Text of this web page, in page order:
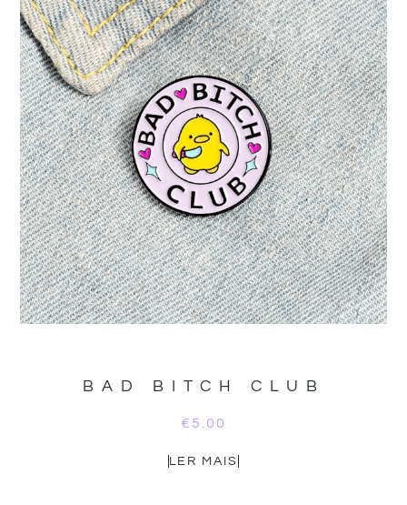
BAD BITCH CLUB
€ 5.00
LER MAIS